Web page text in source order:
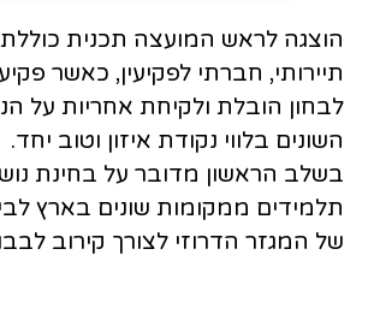
הוצגה לראש המועצה תכנית כוללת
תיירותי, חברתי לפקיעין, כאשר
לבחון הובלת ולקיחת אחריות על
השונים בלווי נקודת איזון וטוב יחד.
בשלב הראשון מדובר על בחינת
תלמידים ממקומות שונים בארץ
של המגזר הדרוזי לצורך קירוב